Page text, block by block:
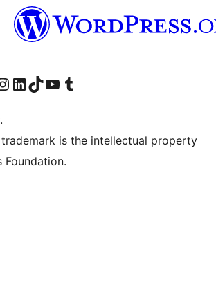
account
oldalunk megtekintése
our Instagram account
Visit our LinkedIn account
Visit our TikTok account
Visit our YouTube channel
Visit our Tumblr account
trademark is the intellectual property
Foundation.